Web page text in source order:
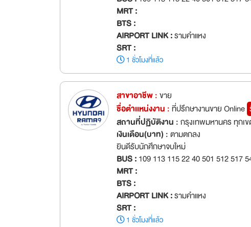
MRT :
BTS :
AIRPORT LINK :รามคำแหง
SRT :
1 ชั่วโมงที่แล้ว
สาขาอาชีพ :ขาย
ชื่อตำเเหน่งงาน :ที่ปรึกษางานขาย Online
สถานที่ปฏิบัติงาน :กรุงเทพมหานคร ทุกเ
เงินเดือน(บาท) :ตามตกลง
ยินดีรับนักศึกษาจบใหม่
BUS :109 113 115 22 40 501 512 517
MRT :
BTS :
AIRPORT LINK :รามคำแหง
SRT :
1 ชั่วโมงที่แล้ว